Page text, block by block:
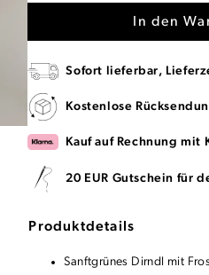
In den
Sofort lieferbar,
Kostenlose
Kauf auf Rechnung mit
20 EUR Gutschein für
Produktdetails
Sanftgrünes Dirndl mit